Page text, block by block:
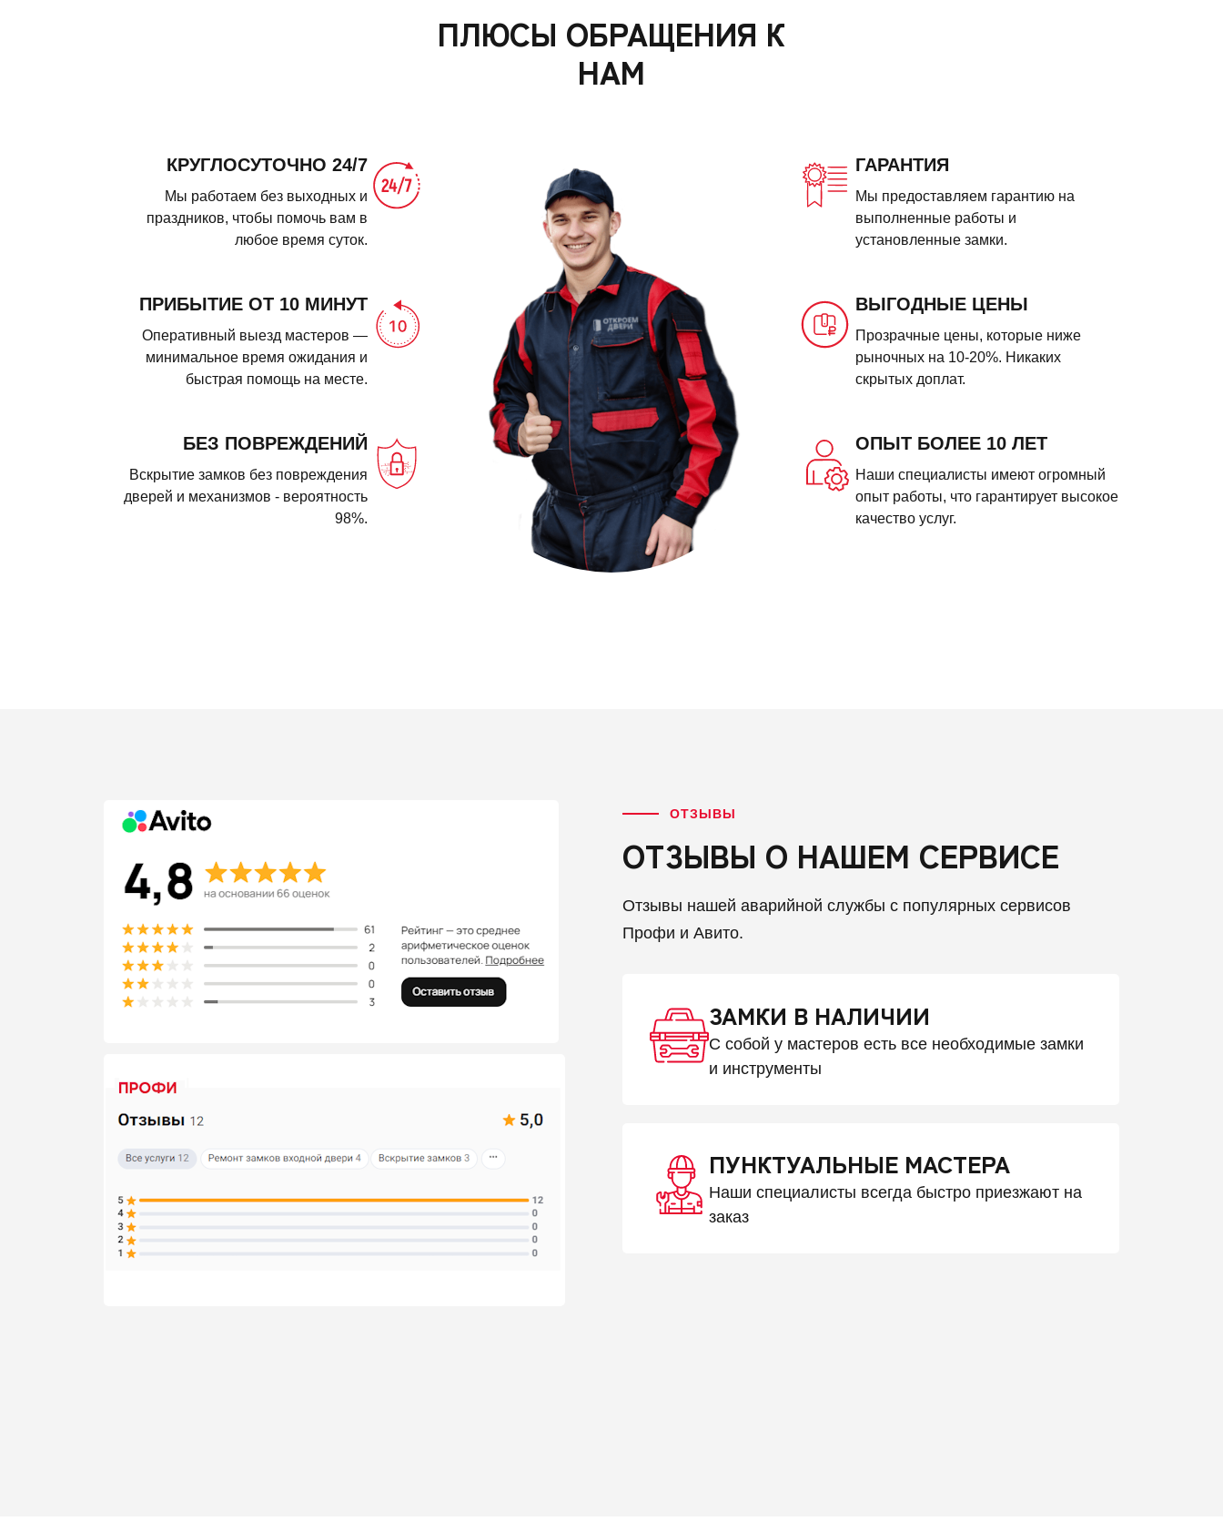
ПЛЮСЫ ОБРАЩЕНИЯ К
НАМ
КРУГЛОСУТОЧНО 24/7
Мы работаем без выходных и
праздников, чтобы помочь вам в
любое время суток.
ПРИБЫТИЕ ОТ 10 МИНУТ
Оперативный выезд мастеров —
минимальное время ожидания и
быстрая помощь на месте.
БЕЗ ПОВРЕЖДЕНИЙ
Вскрытие замков без повреждения
дверей и механизмов - вероятность
98%.
ГАРАНТИЯ
Мы предоставляем гарантию на
выполненные работы и
установленные замки.
ВЫГОДНЫЕ ЦЕНЫ
Прозрачные цены, которые ниже
рыночных на 10-20%. Никаких
скрытых доплат.
ОПЫТ БОЛЕЕ 10 ЛЕТ
Наши специалисты имеют огромный
опыт работы, что гарантирует высокое
качество услуг.
ОТЗЫВЫ
ОТЗЫВЫ О НАШЕМ СЕРВИСЕ
Отзывы нашей аварийной службы с популярных сервисов
Профи и Авито.
ЗАМКИ В НАЛИЧИИ
С собой у мастеров есть все необходимые замки
и инструменты
ПУНКТУАЛЬНЫЕ МАСТЕРА
Наши специалисты всегда быстро приезжают на
заказ